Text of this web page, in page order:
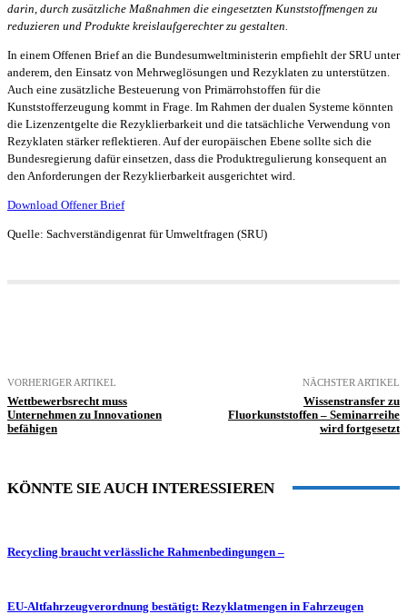
darin, durch zusätzliche Maßnahmen die eingesetzten Kunststoffmengen zu
reduzieren und Produkte kreislaufgerechter zu gestalten.
In einem Offenen Brief an die Bundesumweltministerin empfiehlt der SRU unter
anderem, den Einsatz von Mehrweglösungen und Rezyklaten zu unterstützen.
Auch eine zusätzliche Besteuerung von Primärrohstoffen für die
Kunststofferzeugung kommt in Frage. Im Rahmen der dualen Systeme könnten
die Lizenzentgelte die Rezyklierbarkeit und die tatsächliche Verwendung von
Rezyklaten stärker reflektieren. Auf der europäischen Ebene sollte sich die
Bundesregierung dafür einsetzen, dass die Produktregulierung konsequent an
den Anforderungen der Rezyklierbarkeit ausgerichtet wird.
Download Offener Brief
Quelle: Sachverständigenrat für Umweltfragen (SRU)
VORHERIGER ARTIKEL
Wettbewerbsrecht muss
Unternehmen zu Innovationen
befähigen
NÄCHSTER ARTIKEL
Wissenstransfer zu
Fluorkunststoffen – Seminarreihe
wird fortgesetzt
KÖNNTE SIE AUCH INTERESSIEREN
Recycling braucht verlässliche Rahmenbedingungen –
EU-Altfahrzeugverordnung bestätigt: Rezyklatmengen in Fahrzeugen